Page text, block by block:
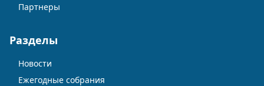
Партнеры
Разделы
Новости
Ежегодные собрания